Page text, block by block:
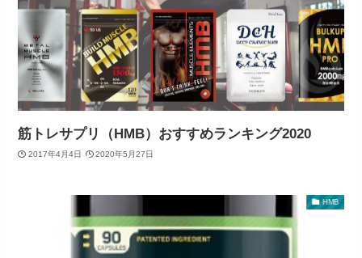
筋トレサプリ（HMB）おすすめランキング2020
2017年4月4日 2020年5月27日
HMB